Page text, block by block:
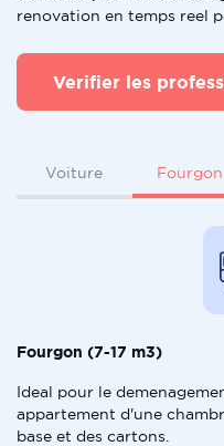
renovation en temps reel
Verifier les
Voiture Fourgon
Fourgon (7-17 m3)
Ideal pour le
appartement d'une
base et des cartons.